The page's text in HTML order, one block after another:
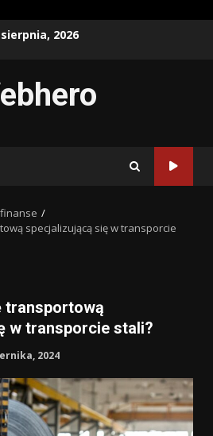
2026
specjalizującą się w transporcie
transportową
w transporcie stali?
2024